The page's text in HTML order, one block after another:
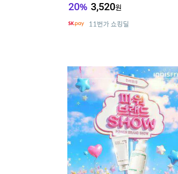
20% 3,520원
11번가 쇼킹딜
5